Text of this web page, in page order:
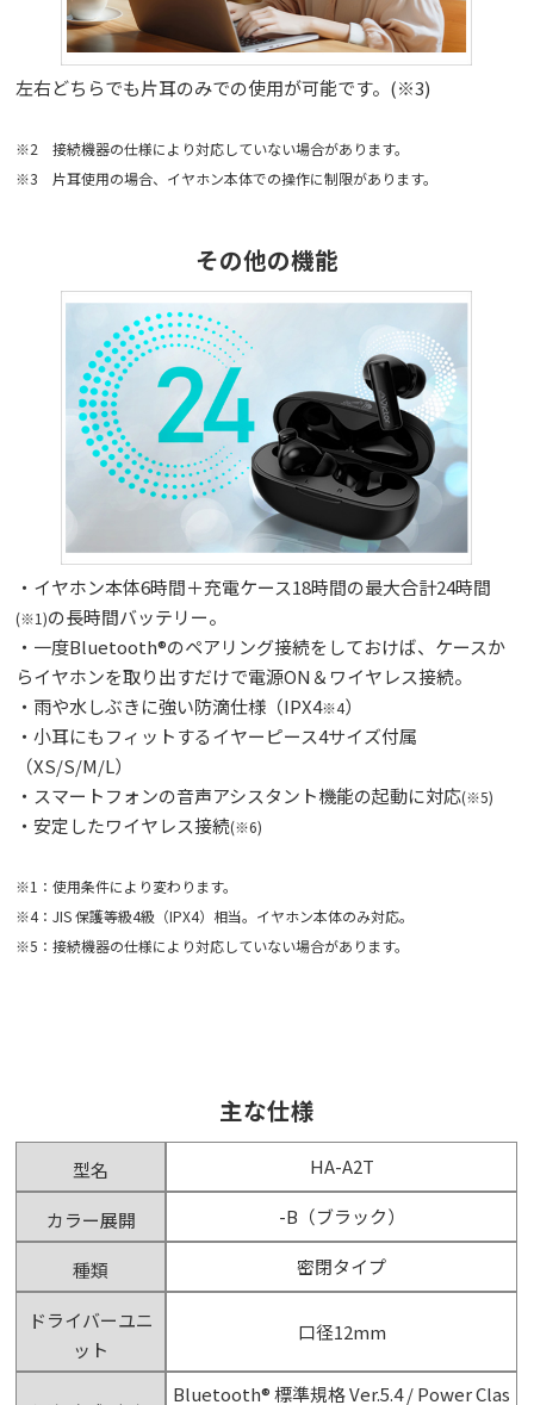
左右どちらでも片耳のみでの使用が可能です。(※3)
※2 接続機器の仕様により対応していない場合があります。
※3 片耳使用の場合、イヤホン本体での操作に制限があります。
その他の機能
・イヤホン本体6時間＋充電ケース18時間の最大合計24時間
(※1)の長時間バッテリー。
・一度Bluetooth®のペアリング接続をしておけば、ケースか
らイヤホンを取り出すだけで電源ON＆ワイヤレス接続。
・雨や水しぶきに強い防滴仕様（IPX4※4）
・小耳にもフィットするイヤーピース4サイズ付属
（XS/S/M/L）
・スマートフォンの音声アシスタント機能の起動に対応(※5)
・安定したワイヤレス接続(※6)
※1：使用条件により変わります。
※4：JIS 保護等級4級（IPX4）相当。イヤホン本体のみ対応。
※5：接続機器の仕様により対応していない場合があります。
主な仕様
型名 HA-A2T
カラー展開 -B（ブラック）
種類 密閉タイプ
ドライバーユニ
ット
口径12mm
Bluetooth® 標準規格 Ver.5.4 / Power Clas